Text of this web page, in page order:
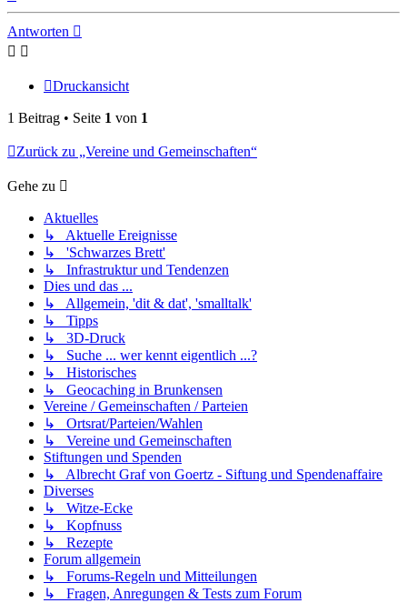
Antworten
Druckansicht
1 Beitrag • Seite 1 von 1
Zurück zu „Vereine und Gemeinschaften“
Gehe zu
Aktuelles
↳ Aktuelle Ereignisse
↳ 'Schwarzes Brett'
↳ Infrastruktur und Tendenzen
Dies und das ...
↳ Allgemein, 'dit & dat', 'smalltalk'
↳ Tipps
↳ 3D-Druck
↳ Suche ... wer kennt eigentlich ...?
↳ Historisches
↳ Geocaching in Brunkensen
Vereine / Gemeinschaften / Parteien
↳ Ortsrat/Parteien/Wahlen
↳ Vereine und Gemeinschaften
Stiftungen und Spenden
↳ Albrecht Graf von Goertz - Siftung und Spendenaffaire
Diverses
↳ Witze-Ecke
↳ Kopfnuss
↳ Rezepte
Forum allgemein
↳ Forums-Regeln und Mitteilungen
↳ Fragen, Anregungen & Tests zum Forum